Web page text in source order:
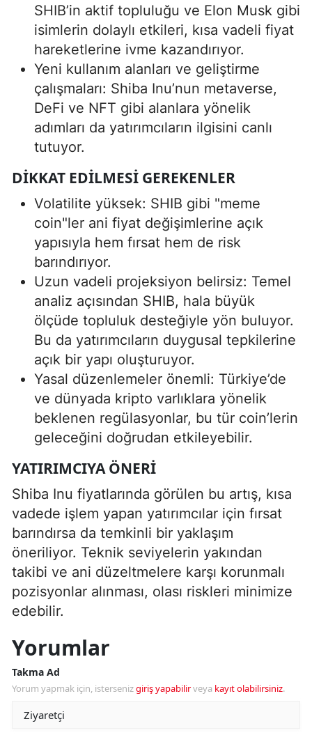
SHIB’in aktif topluluğu ve Elon Musk gibi
isimlerin dolaylı etkileri, kısa vadeli fiyat
hareketlerine ivme kazandırıyor.
Yeni kullanım alanları ve geliştirme
çalışmaları: Shiba Inu’nun metaverse,
DeFi ve NFT gibi alanlara yönelik
adımları da yatırımcıların ilgisini canlı
tutuyor.
DIKKAT EDILMESI GEREKENLER
Volatilite yüksek: SHIB gibi "meme
coin"ler ani fiyat değişimlerine açık
yapısıyla hem fırsat hem de risk
barındırıyor.
Uzun vadeli projeksiyon belirsiz: Temel
analiz açısından SHIB, hala büyük
ölçüde topluluk desteğiyle yön buluyor.
Bu da yatırımcıların duygusal tepkilerine
açık bir yapı oluşturuyor.
Yasal düzenlemeler önemli: Türkiye’de
ve dünyada kripto varlıklara yönelik
beklenen regülasyonlar, bu tür coin’lerin
geleceğini doğrudan etkileyebilir.
YATIRIMCIYA ÖNERI
Shiba Inu fiyatlarında görülen bu artış, kısa
vadede işlem yapan yatırımcılar için fırsat
barındırsa da temkinli bir yaklaşım
öneriliyor. Teknik seviyelerin yakından
takibi ve ani düzeltmelere karşı korunmalı
pozisyonlar alınması, olası riskleri minimize
edebilir.
Yorumlar
Takma Ad
Yorum yapmak için, istersenizgiriş yapabilirveya kayıt olabilirsiniz.